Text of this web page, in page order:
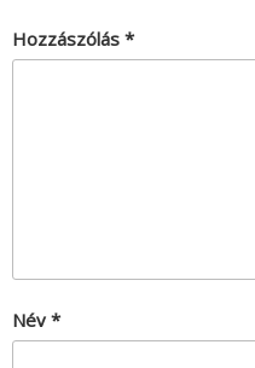
Hozzászólás *
Név *